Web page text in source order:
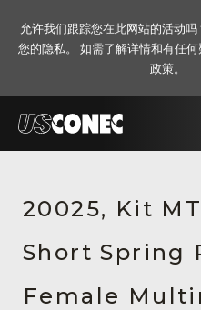
解决方案
产品
资源
20025, Kit
Short Spring
Female
允许我们跟踪您在此网站的活动
您的隐私。 如需了解详情和有任
政策。